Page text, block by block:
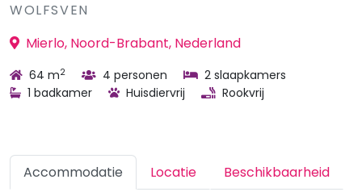
WOLFSVEN
Mierlo, Noord-Brabant, Nederland
64 m2 4 personen
2 slaapkamers
1 badkamer
Huisdiervrij Rookvrij
Accommodatie Locatie Beschikbaarheid